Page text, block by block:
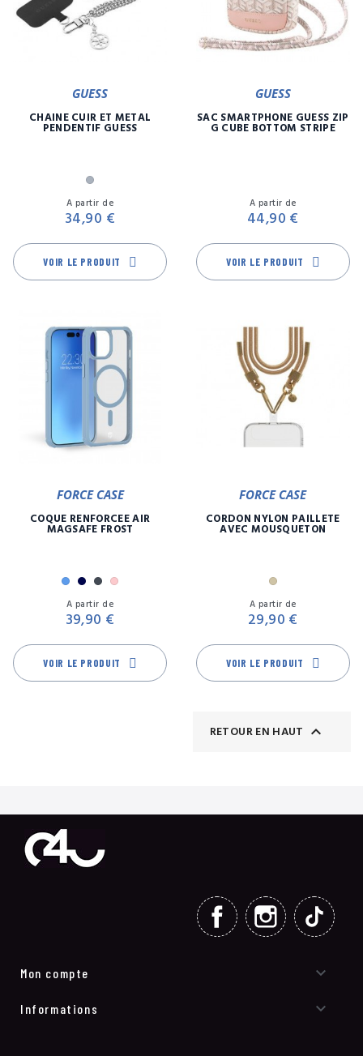
GUESS
CHAINE CUIR ET MÉTAL
PENDENTIF GUESS
Argent
A partir de
34,90 €
VOIR LE PRODUIT
GUESS
SAC SMARTPHONE GUESS ZIP
G CUBE BOTTOM STRIPE
A partir de
44,90 €
VOIR LE PRODUIT
FORCE CASE
COQUE RENFORCÉE AIR
MAGSAFE FROST
BleuMarine
NoirRose
A partir de
39,90 €
VOIR LE PRODUIT
FORCE CASE
CORDON NYLON PAILLETE
AVEC MOUSQUETON
Or
A partir de
29,90 €
VOIR LE PRODUIT
RETOUR EN HAUT 
FACEBOOK INSTAGRAM
Mon compte 
Informations 